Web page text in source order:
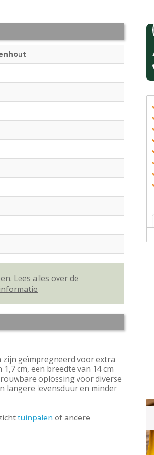
Lees alles over de
geïmpregneerd voor extra
cm, een breedte van 14 cm
oplossing voor diverse
langere levensduur en minder
tuinpalen of andere